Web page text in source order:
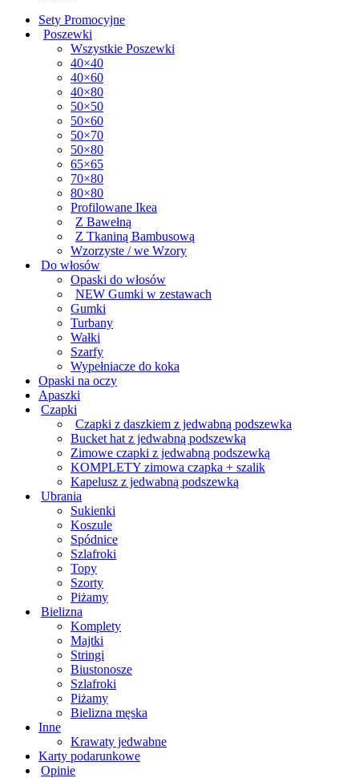
Sety Promocyjne
Poszewki
Wszystkie Poszewki
40×40
40×60
40×80
50×50
50×60
50×70
50×80
65×65
70×80
80×80
Profilowane Ikea
Z Bawełną
Z Tkaniną Bambusową
Wzorzyste / we Wzory
Do włosów
Opaski do włosów
NEW Gumki w zestawach
Gumki
Turbany
Wałki
Szarfy
Wypełniacze do koka
Opaski na oczy
Apaszki
Czapki
Czapki z daszkiem z jedwabną podszewka
Bucket hat z jedwabną podszewką
Zimowe czapki z jedwabną podszewką
KOMPLETY zimowa czapka + szalik
Kapelusz z jedwabną podszewką
Ubrania
Sukienki
Koszule
Spódnice
Szlafroki
Topy
Szorty
Piżamy
Bielizna
Komplety
Majtki
Stringi
Biustonosze
Szlafroki
Piżamy
Bielizna męska
Inne
Krawaty jedwabne
Karty podarunkowe
Opinie